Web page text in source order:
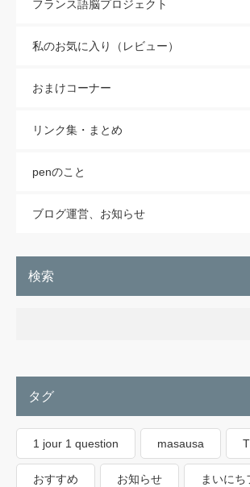
フランス語脳プロジェクト
私のお気に入り（レビュー）
おまけコーナー
リンク集・まとめ
penのこと
ブログ運営、お知らせ
検索
タグ
1 jour 1 question masausa
おすすめ お知らせ まいに